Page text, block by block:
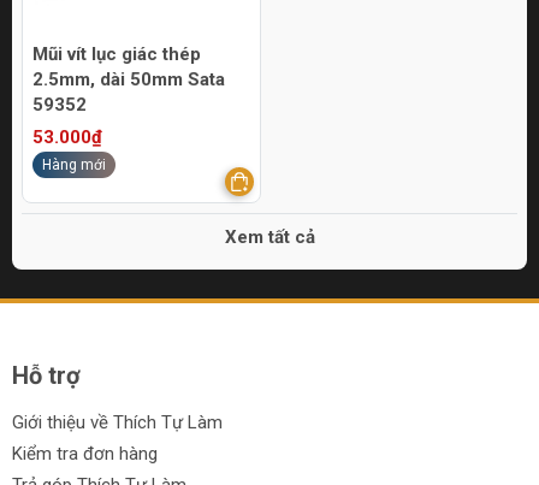
Mũi vít lục giác thép
2.5mm, dài 50mm Sata
59352
53.000₫
Hàng mới
Xem tất cả
Hỗ trợ
Giới thiệu về Thích Tự Làm
Kiểm tra đơn hàng